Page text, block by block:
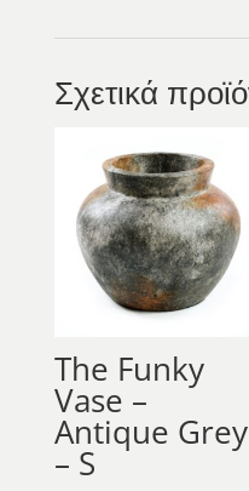
Σχετικά
The Funky
Vase –
Antique Grey
– S